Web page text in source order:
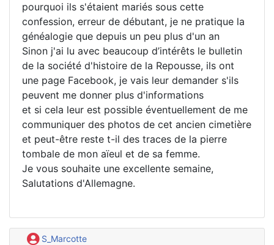
pourquoi ils s'étaient mariés sous cette
confession, erreur de débutant, je ne pratique la
généalogie que depuis un peu plus d'un an
Sinon j'ai lu avec beaucoup d’intérêts le bulletin
de la société d'histoire de la Repousse, ils ont
une page Facebook, je vais leur demander s'ils
peuvent me donner plus d'informations
et si cela leur est possible éventuellement de me
communiquer des photos de cet ancien cimetière
et peut-être reste t-il des traces de la pierre
tombale de mon aïeul et de sa femme.
Je vous souhaite une excellente semaine,
Salutations d'Allemagne.
S_Marcotte